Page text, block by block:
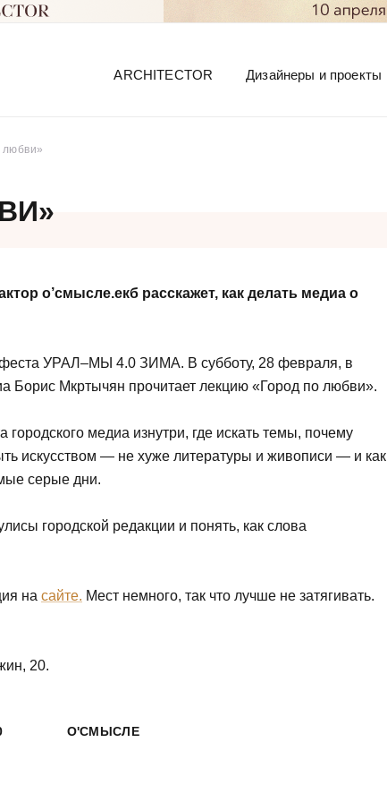
ARCHITECTOR Дизайнеры и проекты
любви»
о’смысле.екб расскажет, как делать медиа о
УРАЛ–МЫ 4.0 ЗИМА. В субботу, 28 февраля, в
Борис Мкртычян прочитает лекцию «Город по любви».
городского медиа изнутри, где искать темы, почему
искусством — не хуже литературы и живописи — и как
серые дни.
городской редакции и понять, как слова
на сайте. Мест немного, так что лучше не затягивать.
20.
О'СМЫСЛЕ